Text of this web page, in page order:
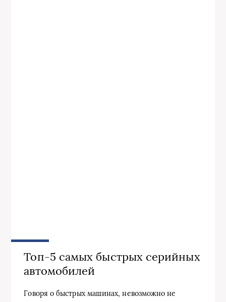
Топ-5 самых быстрых серийных
автомобилей
Говоря о быстрых машинах, невозможно не